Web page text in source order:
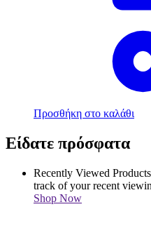
Προσθήκη στο καλάθι
Είδατε πρόσφατα
Recently Viewed
track of your recent
Shop Now